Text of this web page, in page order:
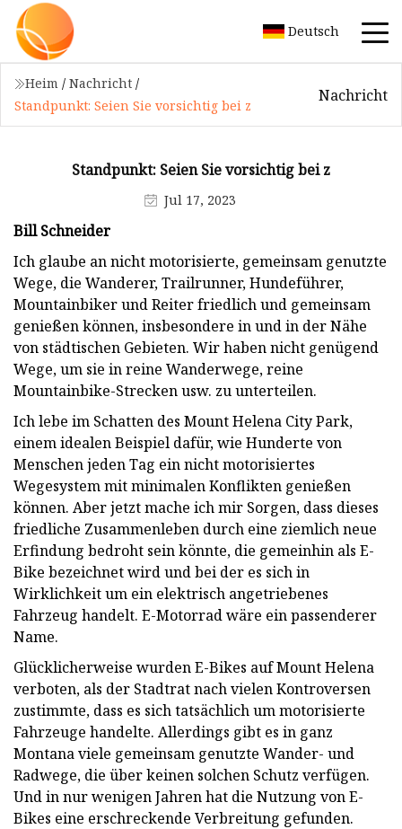
Deutsch
Heim / Nachricht /
Standpunkt: Seien Sie vorsichtig bei z
Nachricht
Standpunkt: Seien Sie vorsichtig bei z
Jul 17, 2023
Bill Schneider
Ich glaube an nicht motorisierte, gemeinsam genutzte
Wege, die Wanderer, Trailrunner, Hundeführer,
Mountainbiker und Reiter friedlich und gemeinsam
genießen können, insbesondere in und in der Nähe
von städtischen Gebieten. Wir haben nicht genügend
Wege, um sie in reine Wanderwege, reine
Mountainbike-Strecken usw. zu unterteilen.
Ich lebe im Schatten des Mount Helena City Park,
einem idealen Beispiel dafür, wie Hunderte von
Menschen jeden Tag ein nicht motorisiertes
Wegesystem mit minimalen Konflikten genießen
können. Aber jetzt mache ich mir Sorgen, dass dieses
friedliche Zusammenleben durch eine ziemlich neue
Erfindung bedroht sein könnte, die gemeinhin als E-
Bike bezeichnet wird und bei der es sich in
Wirklichkeit um ein elektrisch angetriebenes
Fahrzeug handelt. E-Motorrad wäre ein passenderer
Name.
Glücklicherweise wurden E-Bikes auf Mount Helena
verboten, als der Stadtrat nach vielen Kontroversen
zustimmte, dass es sich tatsächlich um motorisierte
Fahrzeuge handelte. Allerdings gibt es in ganz
Montana viele gemeinsam genutzte Wander- und
Radwege, die über keinen solchen Schutz verfügen.
Und in nur wenigen Jahren hat die Nutzung von E-
Bikes eine erschreckende Verbreitung gefunden.